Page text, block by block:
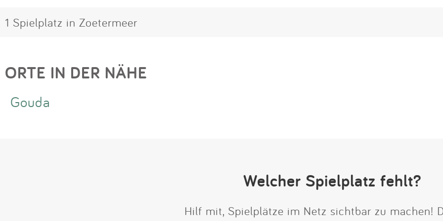
1 Spielplatz in Zoetermeer
ORTE IN DER NÄHE
Gouda
Welcher Spielplatz fehlt?
Hilf mit, Spielplätze im Netz sichtbar zu machen!